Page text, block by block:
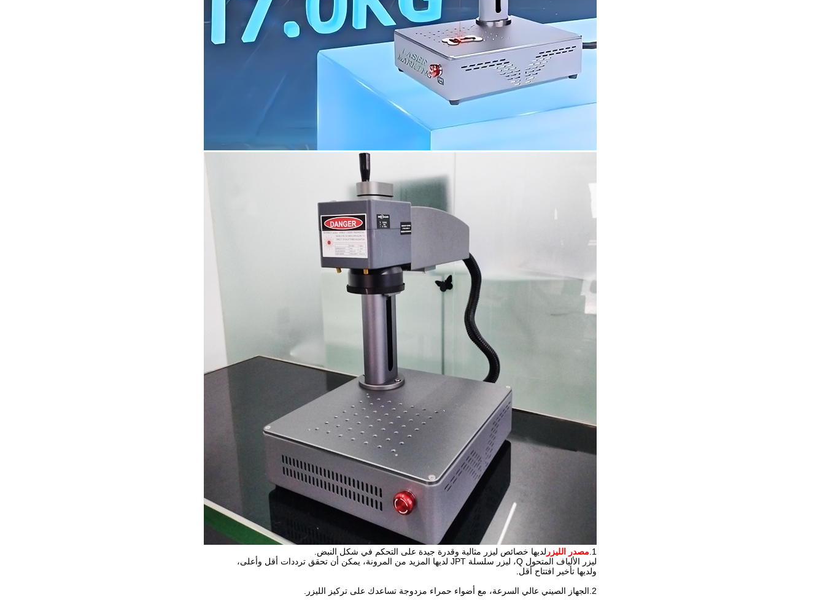
1. مصدر الليزر لديها خصائص ليزر مثالية وقدرة جيدة على التحكم في شكل النبض.
ليزر الألياف المتحول Q، ليزر سلسلة JPT لديها المزيد من المرونة، يمكن أن تحقق ترددات أقل وأعلى،
ولديها تأخير افتتاح أقل.
2.الجهاز الصيني عالي السرعة، مع أضواء حمراء مزدوجة تساعدك على تركيز الليزر.